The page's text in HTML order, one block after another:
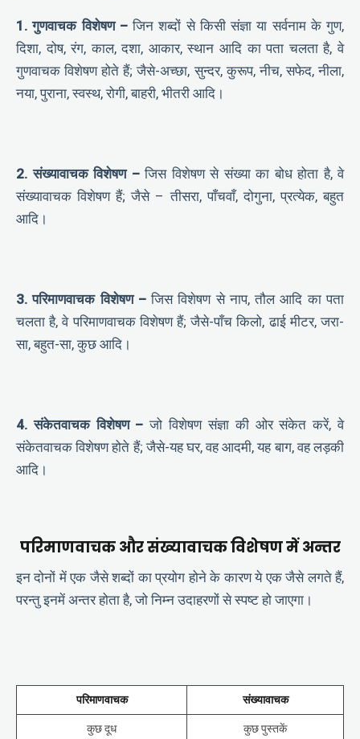
1. गुणवाचक विशेषण –जिन शब्दों से किसी संज्ञा या सर्वनाम के गुण,
दिशा, दोष, रंग, काल, दशा, आकार, स्थान आदि का पता चलता है, वे
गुणवाचक विशेषण होते हैं; जैसे-अच्छा, सुन्दर, कुरूप, नीच, सफेद, नीला,
नया, पुराना, स्वस्थ, रोगी, बाहरी, भीतरी आदि।
2. संख्यावाचक विशेषण –जिस विशेषण से संख्या का बोध होता है, वे
संख्यावाचक विशेषण हैं; जैसे – तीसरा, पाँचवाँ, दोगुना, प्रत्येक, बहुत
आदि।
3. परिमाणवाचक विशेषण –जिस विशेषण से नाप, तौल आदि का पता
चलता है, वे परिमाणवाचक विशेषण हैं; जैसे-पाँच किलो, ढाई मीटर, जरा-
सा, बहुत-सा, कुछ आदि।
4. संकेतवाचक विशेषण – जो विशेषण संज्ञा की ओर संकेत करें, वे
संकेतवाचक विशेषण होते हैं; जैसे-यह घर, वह आदमी, यह बाग, वह लड़की
आदि।
परिमाणवाचक औरसंख्यावाचकविशेषणमें अन्तर
इन दोनों में एक जैसे शब्दों का प्रयोग होने के कारण ये एक जैसे लगते हैं,
परन्तु इनमें अन्तर होता है, जो निम्न उदाहरणों से स्पष्ट हो जाएगा।
परिमाणवाचक संख्यावाचक
कुछ दूध कुछ पुस्तकें